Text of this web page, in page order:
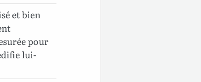
et bien
pour
lui-